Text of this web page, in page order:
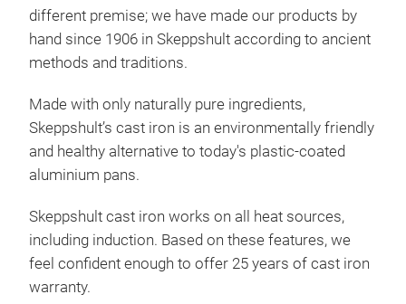
different premise; we have made our products by
hand since 1906 in Skeppshult according to ancient
methods and traditions.
Made with only naturally pure ingredients,
Skeppshult’s cast iron is an environmentally friendly
and healthy alternative to today's plastic-coated
aluminium pans.
Skeppshult cast iron works on all heat sources,
including induction. Based on these features, we
feel confident enough to offer 25 years of cast iron
warranty.